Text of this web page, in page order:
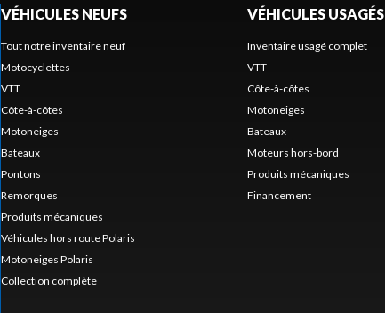
VÉHICULES NEUFS
Tout notre inventaire neuf
Motocyclettes
VTT
Côte-à-côtes
Motoneiges
Bateaux
Pontons
Remorques
Produits mécaniques
Véhicules hors route Polaris
Motoneiges Polaris
Collection complète
VÉHICULES USAGÉS
Inventaire usagé complet
VTT
Côte-à-côtes
Motoneiges
Bateaux
Moteurs hors-bord
Produits mécaniques
Financement